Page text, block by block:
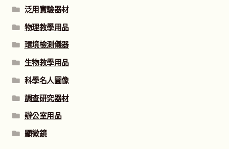
泛用實驗器材
物理教學用品
環境檢測儀器
生物教學用品
科學名人圖像
調查研究器材
辦公室用品
顯微鏡